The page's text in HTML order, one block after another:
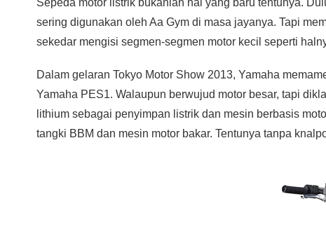
Sepeda motor listrik bukanlah hal yang baru tentunya.
sering digunakan oleh Aa Gym di masa jayanya. Tapi
sekedar mengisi segmen-segmen motor kecil seperti
Dalam gelaran Tokyo Motor Show 2013, Yamaha
Yamaha PES1. Walaupun berwujud motor besar, tapi
lithium sebagai penyimpan listrik dan mesin berbasis
tangki BBM dan mesin motor bakar. Tentunya tanpa